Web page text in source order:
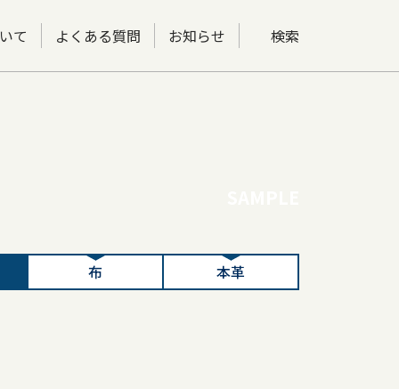
て よくある質問 お知らせ 検索
布 本革